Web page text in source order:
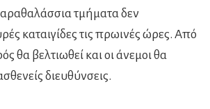
τμήματα δεν
καταιγίδες τις πρωινές ώρες. Από
θα βελτιωθεί και οι άνεμοι θα
διευθύνσεις.